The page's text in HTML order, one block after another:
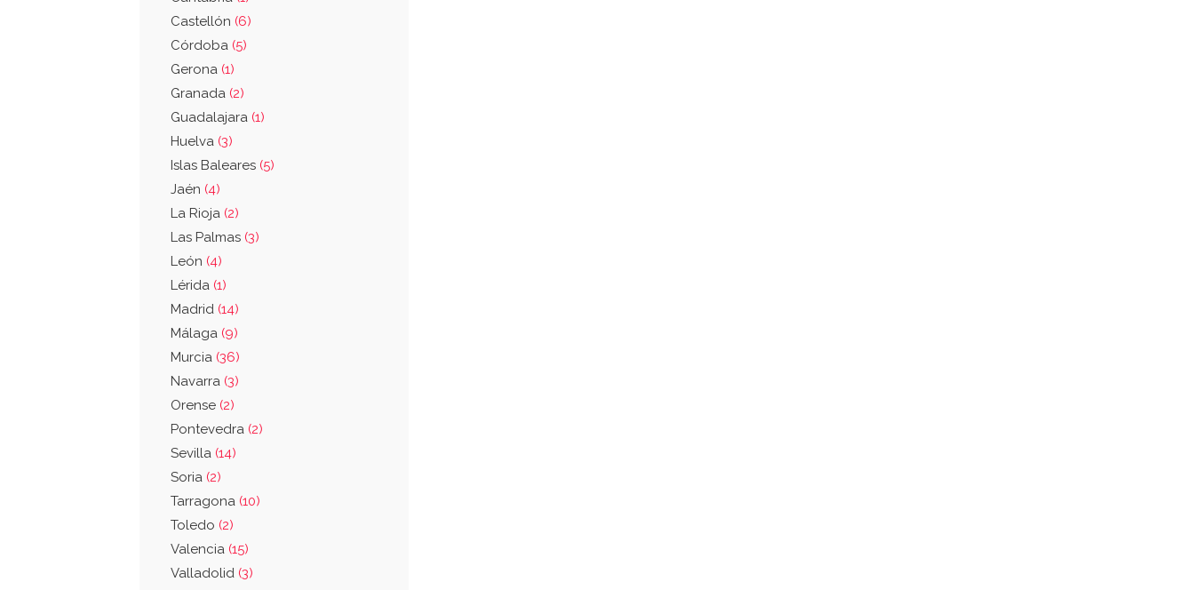
Castellón (6)
Córdoba (5)
Gerona (1)
Granada (2)
Guadalajara (1)
Huelva (3)
Islas Baleares (5)
Jaén (4)
La Rioja (2)
Las Palmas (3)
León (4)
Lérida (1)
Madrid (14)
Málaga (9)
Murcia (36)
Navarra (3)
Orense (2)
Pontevedra (2)
Sevilla (14)
Soria (2)
Tarragona (10)
Toledo (2)
Valencia (15)
Valladolid (3)